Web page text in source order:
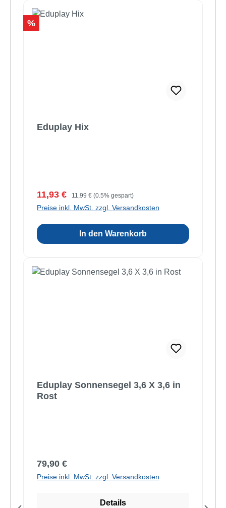
Rabatt
%
Eduplay Hix
Verkaufspreis:
11,93 € Regulärer Preis:
11,99 € (0.5% gespart)
Preise inkl. MwSt. zzgl. Versandkosten
In den Warenkorb
Eduplay Sonnensegel 3,6 X 3,6 in
Rost
Regulärer Preis:
79,90 €
Preise inkl. MwSt. zzgl. Versandkosten
Details